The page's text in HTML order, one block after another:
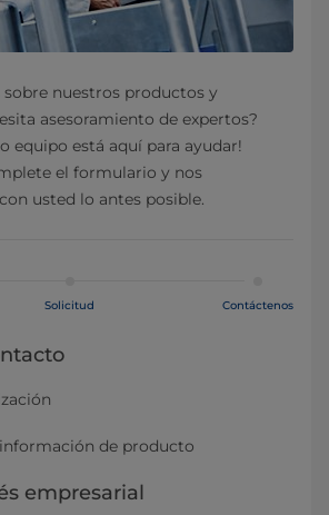
sobre nuestros productos y
asesoramiento de expertos?
equipo está aquí para ayudar!
el formulario y nos
usted lo antes posible.
Solicitud Contáctenos
de producto
empresarial